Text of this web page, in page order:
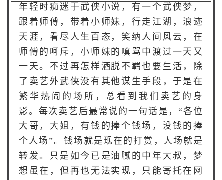
年轻时痴迷于武侠小说，有一个武侠梦，
跟着师傅，带着小师妹，行走江湖，浪迹
天涯，看尽人生百态，笑纳人间风云，在
师傅的呵斥，小师妹的嗔骂中渡过一天又
一天。不过再怎样洒脱不羁也要生活，除
了卖艺外武侠没有其他谋生手段，于是在
繁华热闹的场所，总看到我们卖艺的身
影。每次卖艺后最常说的一句话是，“各位
大哥，大姐，有钱的捧个钱场，没钱的捧
个人场”。钱场就是现在的打赏，人场就是
转发。只是如今已是油腻的中年大叔，梦
想虽在，但再也无法实现，只能寄托在网